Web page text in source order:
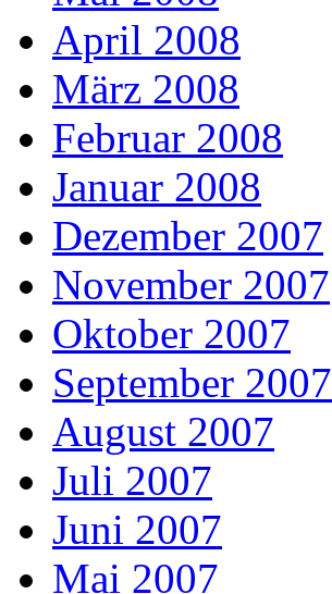
April 2008
März 2008
Februar 2008
Januar 2008
Dezember 2007
November 2007
Oktober 2007
September 2007
August 2007
Juli 2007
Juni 2007
Mai 2007